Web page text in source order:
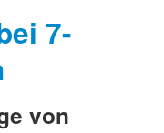
7-
von